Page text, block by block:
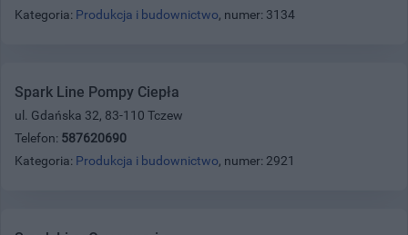
Kategoria: Produkcja i budownictwo, numer: 3134
Spark Line Pompy Ciepła
ul. Gdańska 32, 83-110 Tczew
Telefon: 587620690
Kategoria: Produkcja i budownictwo, numer: 2921